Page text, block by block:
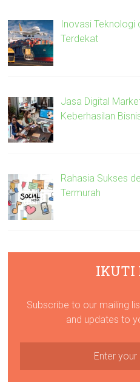
Inovasi Teknologi
Terdekat
Jasa Digital
Keberhasilan
Rahasia Sukses
Termurah
IKUTI
Subscribe to our mailing
and updates to